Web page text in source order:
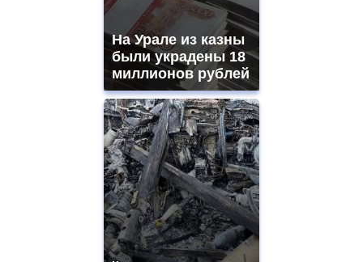
На Урале из казны
были украдены 18
миллионов рублей